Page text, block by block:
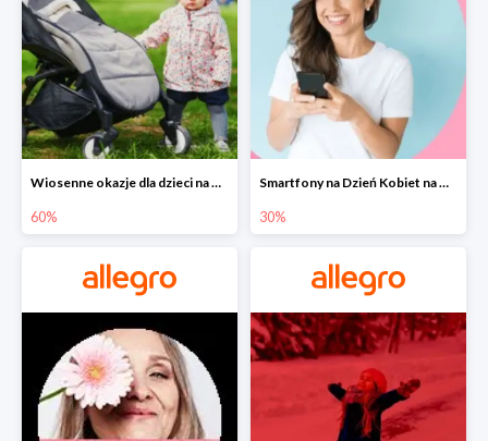
Wiosenne okazje dla dzieci na Allegro do -60%
60%
Smartfony na Dzień Kobiet na Allegro do -30%
30%